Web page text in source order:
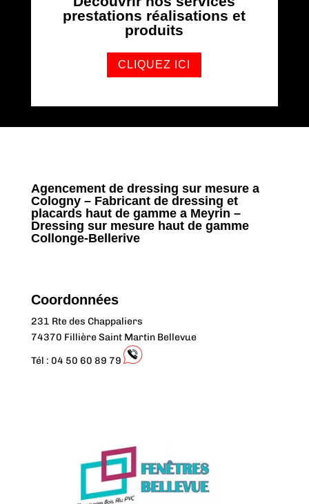
prestations réalisations et
produits
CLIQUEZ ICI
Agencement de dressing sur mesure a
Cologny – Fabricant de dressing et
placards haut de gamme a Meyrin –
Dressing sur mesure haut de gamme
Collonge-Bellerive
Coordonnées
231 Rte des Chappaliers
74370 Fillière Saint Martin Bellevue
Tél : 04 50 60 89 79